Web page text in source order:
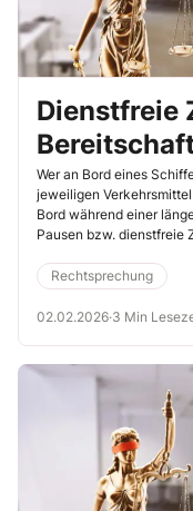
Dienstfreie
Wer an Bord eines
jeweiligen
Bord während einer
Pausen bzw. dienstfreie
sichergestellt werden,
Anweisungen richtig
allerdings trotz
Rechtsprechung
02.02.2026·3 Min